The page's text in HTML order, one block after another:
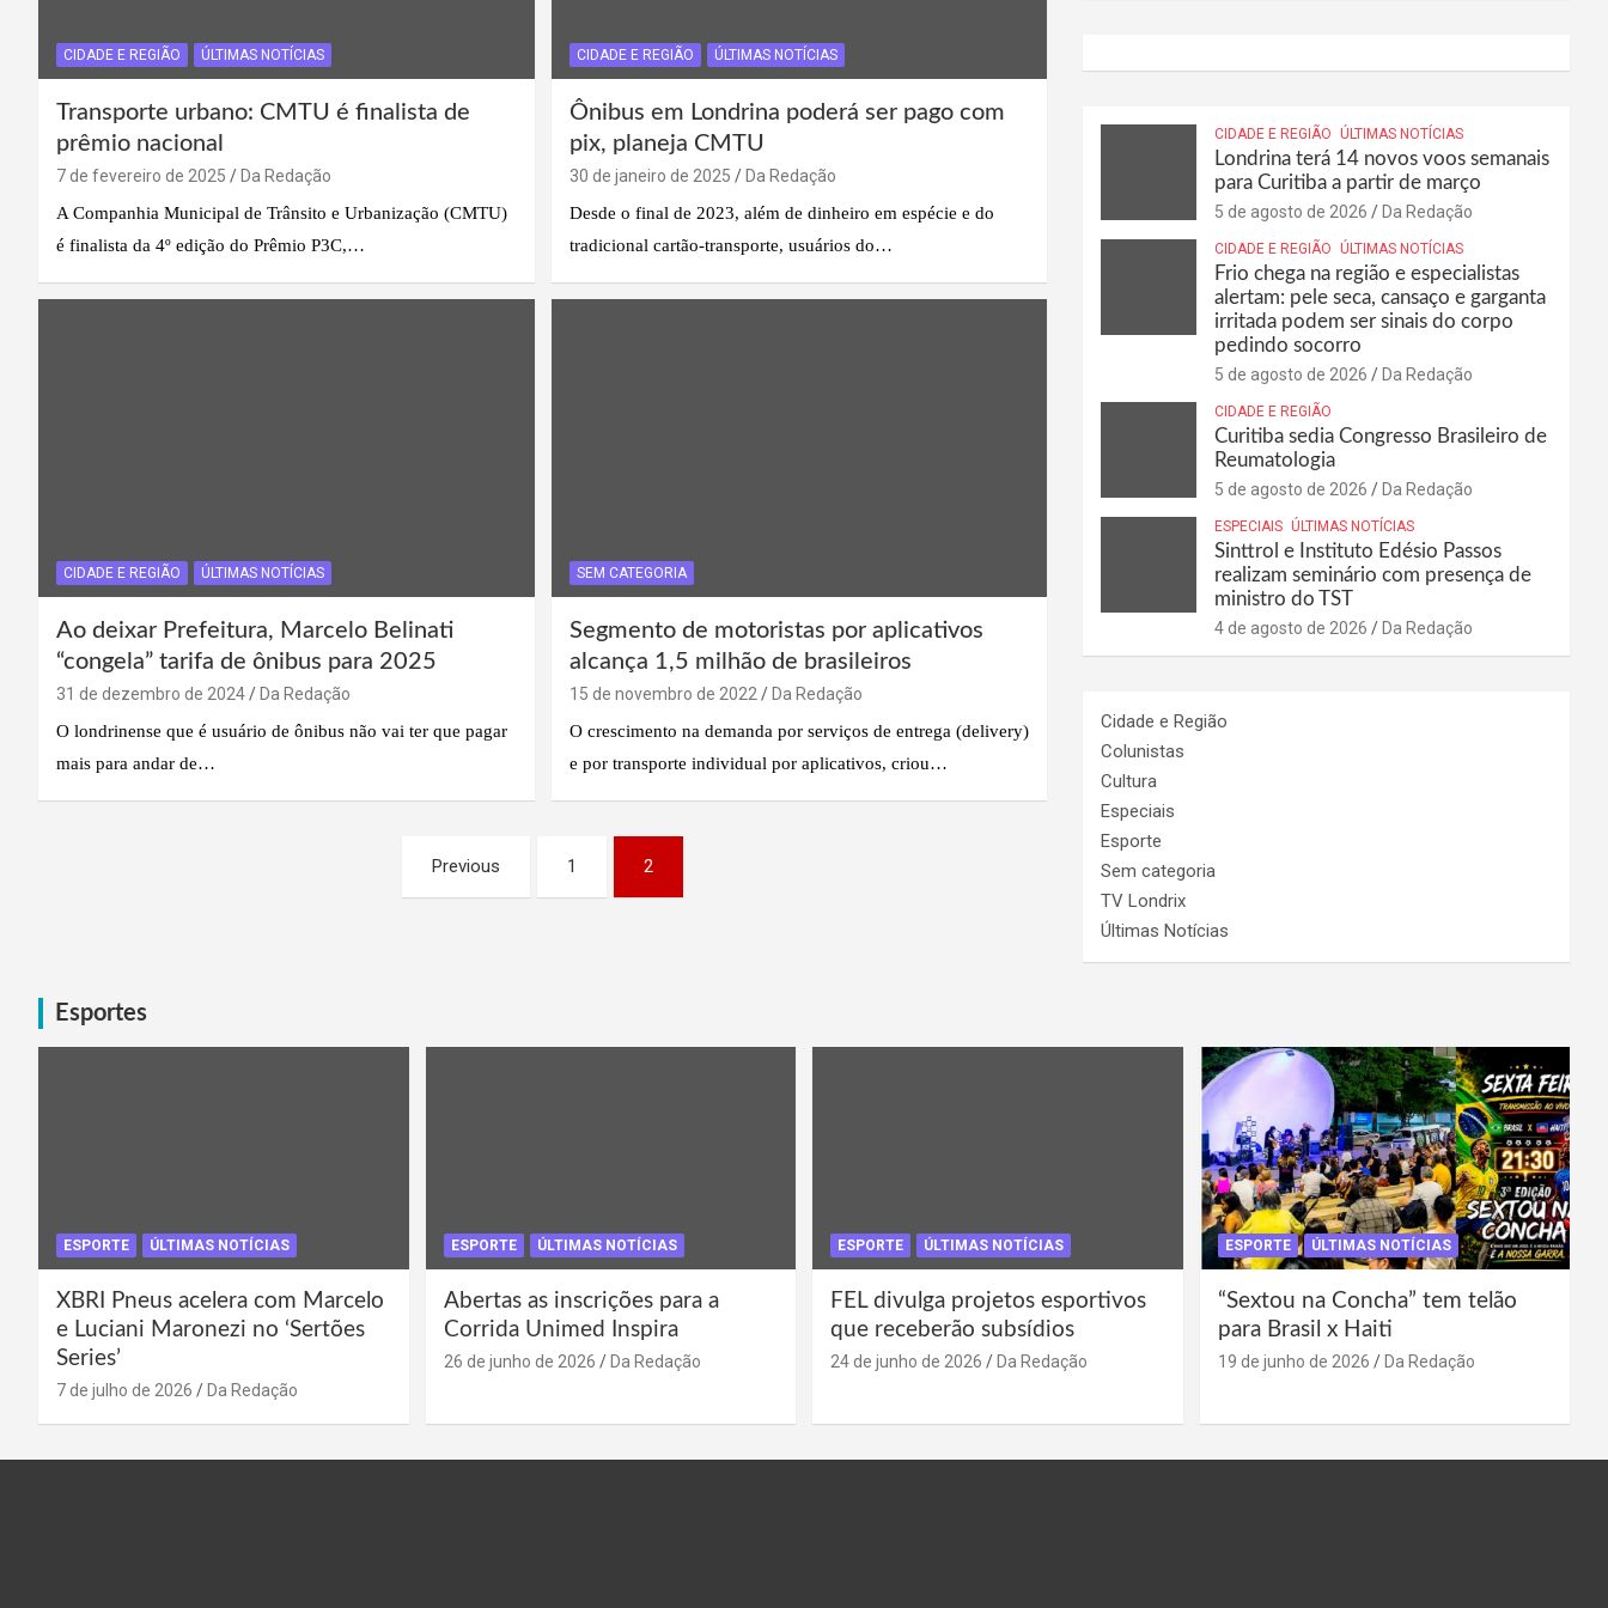
CIDADE E REGIÃO ÚLTIMAS NOTÍCIAS
Transporte urbano: CMTU é finalista de
prêmio nacional
7 de fevereiro de 2025
Da Redação
A Companhia Municipal de Trânsito e Urbanização (CMTU)
é finalista da 4º edição do Prêmio P3C,…
CIDADE E REGIÃO ÚLTIMAS NOTÍCIAS
Ônibus em Londrina poderá ser pago com
pix, planeja CMTU
30 de janeiro de 2025
Da Redação
Desde o final de 2023, além de dinheiro em espécie e do
tradicional cartão-transporte, usuários do…
CIDADE E REGIÃO ÚLTIMAS NOTÍCIAS
Ao deixar Prefeitura, Marcelo Belinati
“congela” tarifa de ônibus para 2025
31 de dezembro de 2024
Da Redação
O londrinense que é usuário de ônibus não vai ter que pagar
mais para andar de…
SEM CATEGORIA
Segmento de motoristas por aplicativos
alcança 1,5 milhão de brasileiros
15 de novembro de 2022
Da Redação
O crescimento na demanda por serviços de entrega (delivery)
e por transporte individual por aplicativos, criou…
Previous 1 2
CIDADE E REGIÃO ÚLTIMAS NOTÍCIAS
Londrina terá 14 novos voos semanais
para Curitiba a partir de março
5 de agosto de 2026 Da Redação
CIDADE E REGIÃO ÚLTIMAS NOTÍCIAS
Frio chega na região e especialistas
alertam: pele seca, cansaço e garganta
irritada podem ser sinais do corpo
pedindo socorro
5 de agosto de 2026 Da Redação
CIDADE E REGIÃO
Curitiba sedia Congresso Brasileiro de
Reumatologia
5 de agosto de 2026 Da Redação
ESPECIAIS ÚLTIMAS NOTÍCIAS
Sinttrol e Instituto Edésio Passos
realizam seminário com presença de
ministro do TST
4 de agosto de 2026 Da Redação
Cidade e Região
Colunistas
Cultura
Especiais
Esporte
Sem categoria
TV Londrix
Últimas Notícias
Esportes
ESPORTE ÚLTIMAS NOTÍCIAS
XBRI Pneus acelera com Marcelo
e Luciani Maronezi no ‘Sertões
Series’
7 de julho de 2026 Da Redação
ESPORTE ÚLTIMAS NOTÍCIAS
Abertas as inscrições para a
Corrida Unimed Inspira
26 de junho de 2026 Da Redação
ESPORTE ÚLTIMAS NOTÍCIAS
FEL divulga projetos esportivos
que receberão subsídios
24 de junho de 2026 Da Redação
ESPORTE ÚLTIMAS NOTÍCIAS
“Sextou na Concha” tem telão
para Brasil x Haiti
19 de junho de 2026 Da Redação